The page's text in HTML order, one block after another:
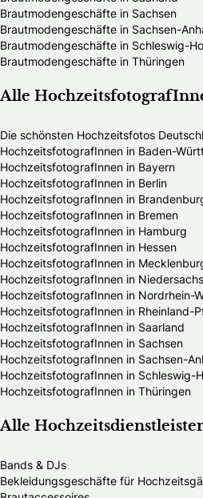
Brautmodengeschäfte in Sachsen
Brautmodengeschäfte in Sachsen-
Brautmodengeschäfte in Schleswig-
Brautmodengeschäfte in Thüringen
Alle
Die schönsten Hochzeitsfotos
HochzeitsfotografInnen in Baden-
HochzeitsfotografInnen in Bayern
HochzeitsfotografInnen in Berlin
HochzeitsfotografInnen in
HochzeitsfotografInnen in Bremen
HochzeitsfotografInnen in Hamburg
HochzeitsfotografInnen in Hessen
HochzeitsfotografInnen in
HochzeitsfotografInnen in
HochzeitsfotografInnen in Nordrhein-
HochzeitsfotografInnen in Rheinland-
HochzeitsfotografInnen in Saarland
HochzeitsfotografInnen in Sachsen
HochzeitsfotografInnen in Sachsen-
HochzeitsfotografInnen in Schleswig-
HochzeitsfotografInnen in Thüringen
Alle
Bands & DJs
Bekleidungsgeschäfte für